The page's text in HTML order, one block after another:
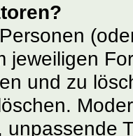
jeweiligen
und zu
unpassende